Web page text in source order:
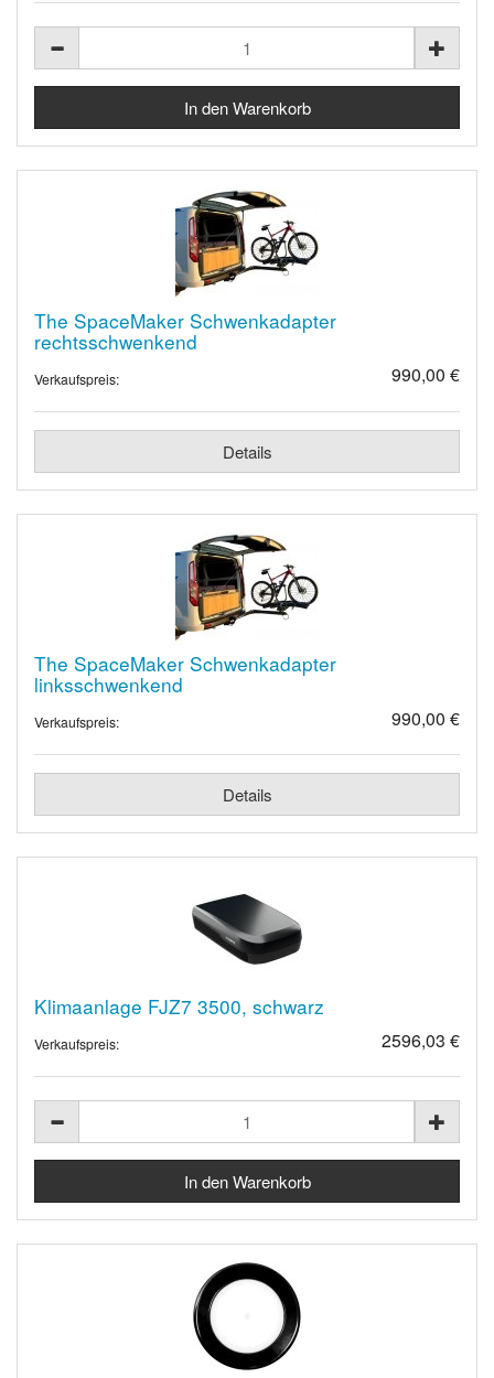
The SpaceMaker Schwenkadapter
rechtsschwenkend
Verkaufspreis: 990,00 €
Details
The SpaceMaker Schwenkadapter
linksschwenkend
Verkaufspreis: 990,00 €
Details
Klimaanlage FJZ7 3500, schwarz
Verkaufspreis: 2596,03 €